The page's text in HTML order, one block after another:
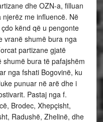
dhe OZN-a, filluan
njerëz me influencë. Në
kënd që u pengonte
vranë shumë bura nga
partizane gjatë
bura të pafajshëm
nga fshati Bogovinë, ku
punuar në arë dhe i
Pastaj nga f.
Brodec, Xhepçisht,
Radushë, Zhelinë, dhe